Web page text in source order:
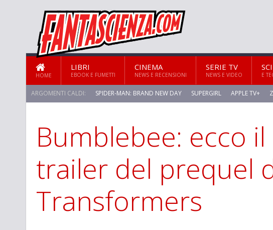
HOME
LIBRI
EBOOK E FUMETTI
CINEMA
NEWS E RECENSIONI
SERIE TV
NEWS E VIDEO E
ARGOMENTI CALDI: SPIDER-MAN: BRAND NEW DAY SUPERGIRL APPLE TV+
STAR TREK: STRANGE NEW WORLDS
Bumblebee: ecco
trailer del prequel
Transformers